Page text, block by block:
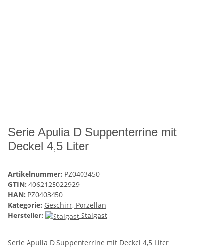
Serie Apulia D Suppenterrine mit
Deckel 4,5 Liter
Artikelnummer: PZ0403450
GTIN: 4062125022929
HAN: PZ0403450
Kategorie: Geschirr, Porzellan
Hersteller:
Stalgast
Serie Apulia D Suppenterrine mit Deckel 4,5 Liter